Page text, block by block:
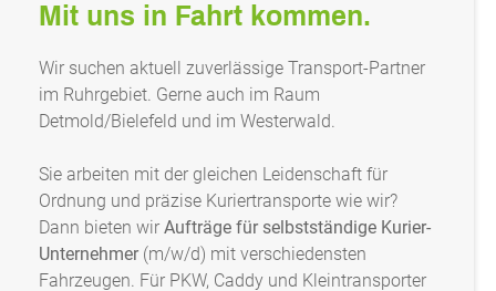
Mit uns in Fahrt kommen.
Wir suchen aktuell zuverlässige Transport-Partner
im Ruhrgebiet. Gerne auch im Raum
Detmold/Bielefeld und im Westerwald.
Sie arbeiten mit der gleichen Leidenschaft für
Ordnung und präzise Kuriertransporte wie wir?
Dann bieten wir Aufträge für selbstständige Kurier-
Unternehmer(m/w/d) mit verschiedensten
Fahrzeugen. Für PKW, Caddy und Kleintransporter